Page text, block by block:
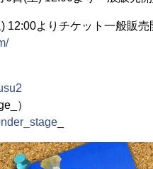
12:00よりチケット一般販売
）